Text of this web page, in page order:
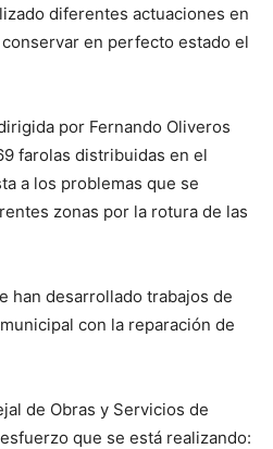
diferentes actuaciones en
en perfecto estado el
por Fernando Oliveros
farolas distribuidas en el
a los problemas que se
zonas por la rotura de las
han desarrollado trabajos de
con la reparación de
de Obras y Servicios de
que se está realizando: